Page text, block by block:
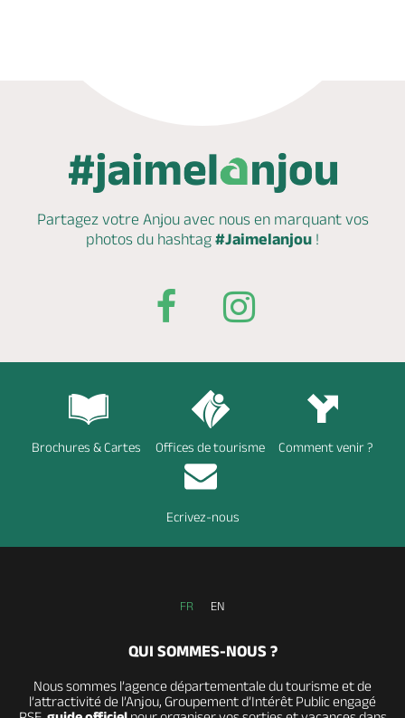
Partagez votre Anjou avec nous en marquantvos
photos du hashtag #Jaimelanjou !
Brochures & Cartes Offices de tourisme Comment venir ?
Ecrivez-nous
FR EN
QUI SOMMES-NOUS ?
Nous sommes l’agence départementale du tourisme et de
l’attractivité de l’Anjou, Groupement d’Intérêt Public engagé